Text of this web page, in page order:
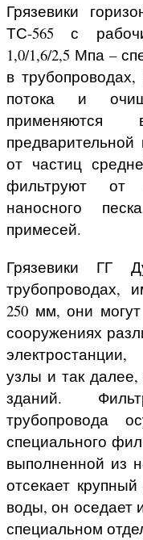
Грязевики
ТС-565 с
1,0/1,6/2,5 Мпа –
в
потока и
применяются
от частиц
фильтруют от
наносного
примесей.
Грязевики ГГ
трубопроводах,
250 мм, они
сооружениях
узлы и так
зданий.
трубопровода
специального
выполненной из
отсекает
воды, он оседает
специальном